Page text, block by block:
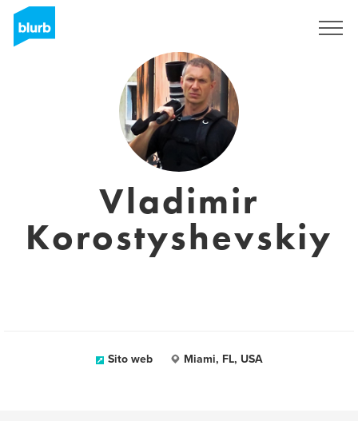
Vladimir
Korostyshevskiy
Sito web Miami, FL, USA